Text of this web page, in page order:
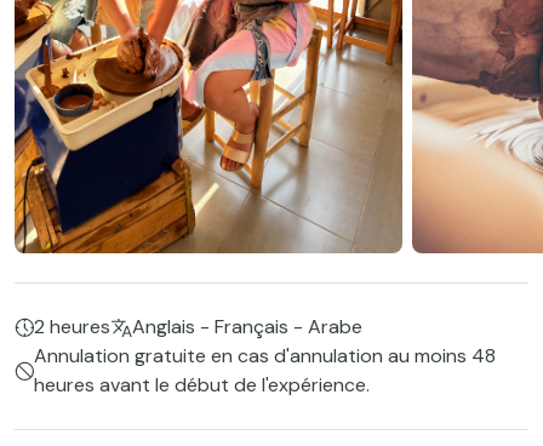
2 heures
Anglais - Français - Arabe
Annulation gratuite en cas d'annulation au moins 48
heures avant le début de l'expérience.